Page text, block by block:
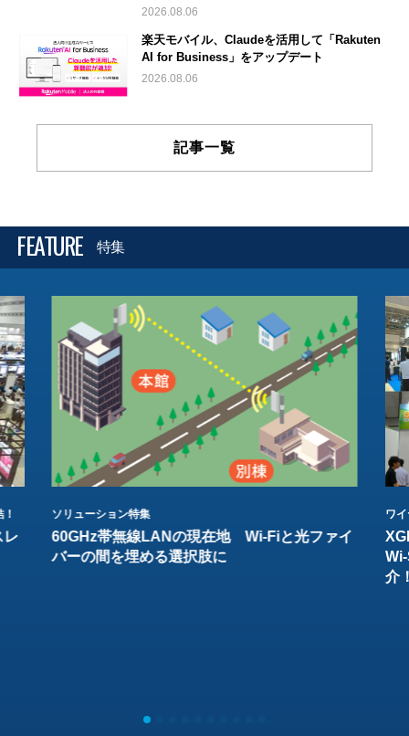
2026.08.06
楽天モバイル、Claudeを活用して「Rakuten
AI for Business」をアップデート
2026.08.06
記事一覧
FEATURE 特集
レ
ソリューション特集
60GHz帯無線LANの現在地 Wi-Fiと光ファイ
バーの間を埋める選択肢に
ワ
介